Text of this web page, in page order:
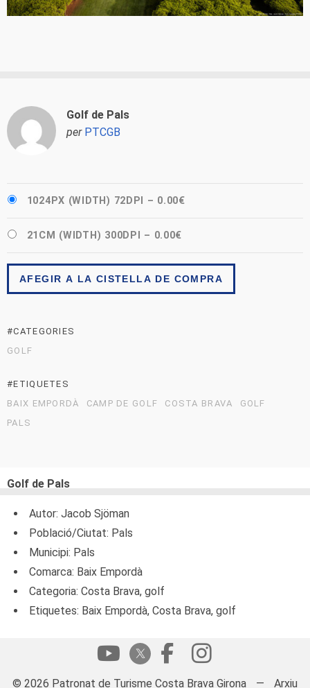
Golf de Pals
per PTCGB
1024PX (WIDTH) 72DPI – 0.00€
21CM (WIDTH) 300DPI – 0.00€
AFEGIR A LA CISTELLA DE COMPRA
#CATEGORIES
GOLF
#ETIQUETES
BAIX EMPORDÀ
CAMP DE GOLF COSTA BRAVA
GOLF
PALS
Golf de Pals
Autor: Jacob Sjöman
Població/Ciutat: Pals
Municipi: Pals
Comarca: Baix Empordà
Categoria: Costa Brava, golf
Etiquetes: Baix Empordà, Costa Brava, golf
© 2026 Patronat de Turisme Costa Brava Girona — Arxiu